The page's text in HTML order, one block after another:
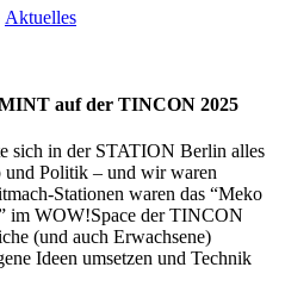
Aktuelles
auf der TINCON 2025
sich in der STATION Berlin alles
und Politik – und wir waren
Stationen waren das “Meko
im WOW!Space der TINCON
(und auch Erwachsene)
Ideen umsetzen und Technik